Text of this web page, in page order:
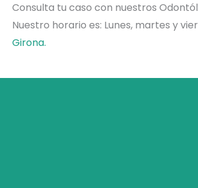
Consulta tu caso con nuestros
Nuestro horario es: Lunes, martes y
Girona.